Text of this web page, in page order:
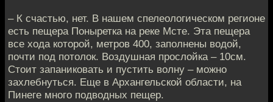
– К счастью, нет. В нашем спелеологическом регионе
есть пещера Поныретка на реке Мсте. Эта пещера
все хода которой, метров 400, заполнены водой,
почти под потолок. Воздушная прослойка – 10см.
Стоит запаниковать и пустить волну – можно
захлебнуться. Еще в Архангельской области, на
Пинеге много подводных пещер.